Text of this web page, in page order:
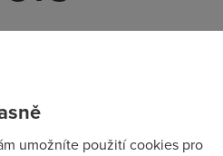
muzou, kdyz jim to
umožníte použití cookies pro